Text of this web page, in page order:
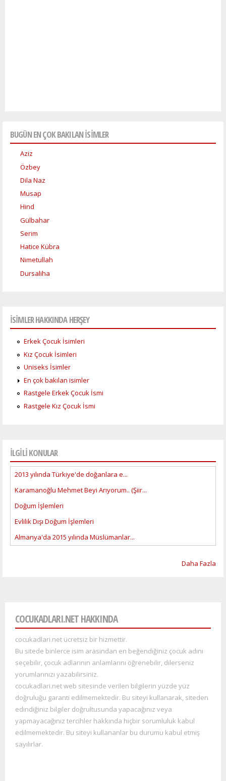
BUGÜN EN ÇOK BAKILAN İSİMLER
Aziz
Özbey
Dila Naz
Musap
Hind
Gülbahar
Serim
Hatice Kübra
Nimetullah
Dursaliha
İSİMLER HAKKINDA HERŞEY
Erkek Çocuk İsimleri
Kız Çocuk İsimleri
Uniseks İsimler
En çok bakılan isimler
Rastgele Erkek Çocuk İsmi
Rastgele Kız Çocuk İsmi
İLGİLİ KONULAR
2013 yılında Türkiye'de doğanlara e...
Karamanoğlu Mehmet Beyi Arıyorum.. (Şiir...
Doğum İşlemleri
Evlilik Dışı Doğum İşlemleri
Almanya'da 2015 yılında Müslümanlar...
Daha Fazla
COCUKADLARI.NET HAKKINDA
cocukadlari.net ücretsiz bir hizmettir.
Bu sitede binlerce isim arasından en beğendiğiniz çocuk adını
seçebilir, çocuk adlarının anlamlarını öğrenebilir, dilerseniz
yorumlarınızı yazabilirsiniz.
cocukadlari.net web sitesinde verilen bilgilerin yüzde yüz
doğruluğu garanti edilmemektedir. Bu siteyi kullanarak, siteden
edindiğiniz bilgiler doğrultusunda yapacağınız veya
yapmayacağınız tercihler hakkında hiçbir sorumluluk kabul
edilmemektedir. Bu siteyi kullananlar bu durumu kabul etmiş
sayılırlar.